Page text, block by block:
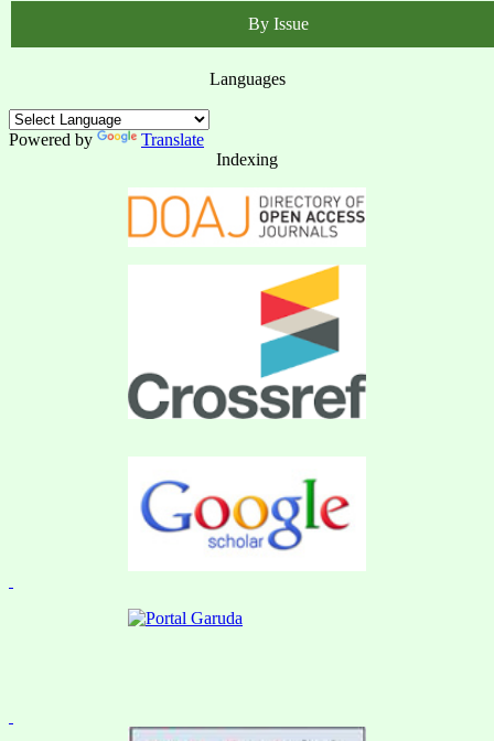
By Issue
Languages
Powered by
Translate
Indexing